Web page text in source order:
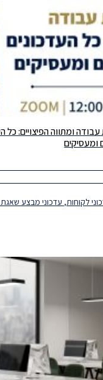
החקיקה של מתווי הסיוע
ומתווה הפיצויים: כל